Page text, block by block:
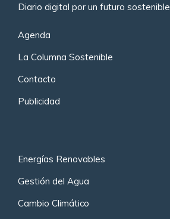
Diario digital por un futuro sostenible
Agenda
La Columna Sostenible
Contacto
Publicidad
Energías Renovables
Gestión del Agua
Cambio Climático